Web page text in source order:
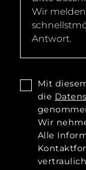
Mit
die
Wir
Alle